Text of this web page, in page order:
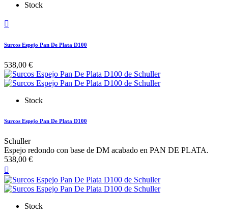
Stock

Surcos Espejo Pan De Plata D100
538,00 €
Stock
Surcos Espejo Pan De Plata D100
Schuller
Espejo redondo con base de DM acabado en PAN DE PLATA.
538,00 €

Stock